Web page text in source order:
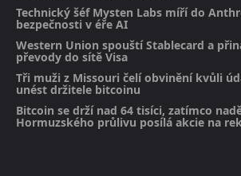
Technický šéf Mysten Labs míří do
bezpečnosti v éře AI
Western Union spouští Stablecard a
převody do sítě Visa
Tři muži z Missouri čelí obvinění kvůli
unést držitele bitcoinu
Bitcoin se drží nad 64 tisíci, zatímco
Hormuzského průlivu posílá akcie na